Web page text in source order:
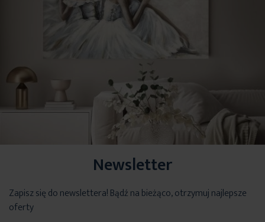
Newsletter
Zapisz się do newslettera! Bądź na bieżąco, otrzymuj najlepsze
oferty